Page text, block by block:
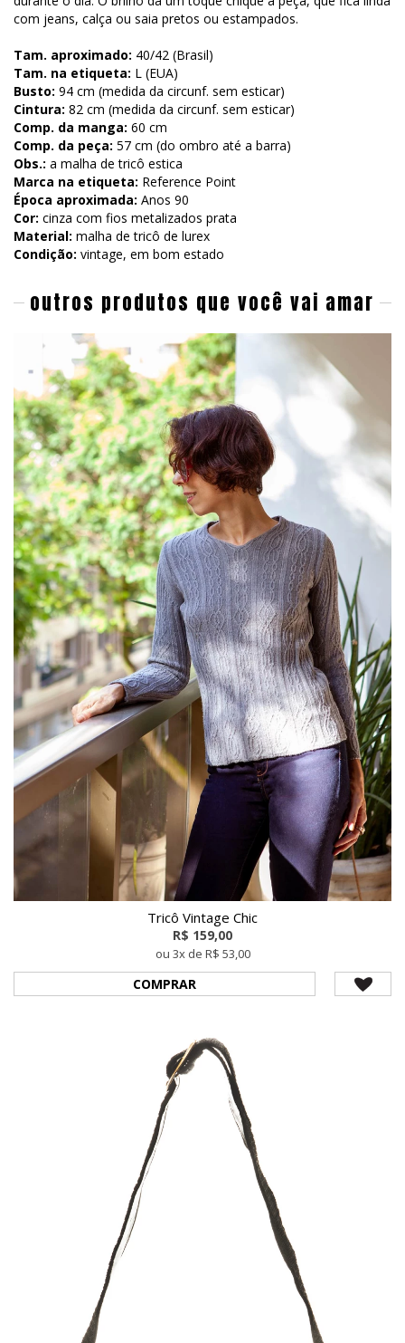
com jeans, calça ou saia pretos ou estampados.
Tam. aproximado: 40/42 (Brasil)
Tam. na etiqueta: L (EUA)
Busto: 94 cm (medida da circunf. sem esticar)
Cintura: 82 cm (medida da circunf. sem esticar)
Comp. da manga: 60 cm
Comp. da peça: 57 cm (do ombro até a barra)
Obs.: a malha de tricô estica
Marca na etiqueta: Reference Point
Época aproximada: Anos 90
Cor: cinza com fios metalizados prata
Material: malha de tricô de lurex
Condição: vintage, em bom estado
outros produtos que você vai amar
Tricô Vintage Chic
R$ 159,00
ou 3x de R$ 53,00
COMPRAR